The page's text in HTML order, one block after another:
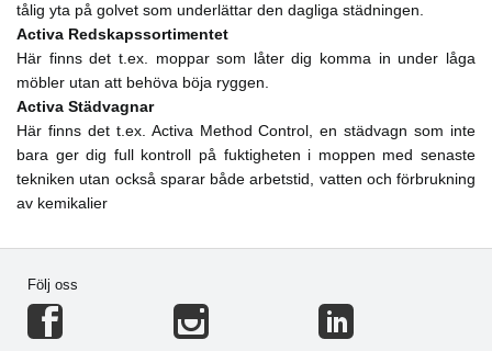
tålig yta på golvet som underlättar den dagliga städningen.
Activa Redskapssortimentet
Här finns det t.ex. moppar som låter dig komma in under låga
möbler utan att behöva böja ryggen.
Activa Städvagnar
Här finns det t.ex. Activa Method Control, en städvagn som inte
bara ger dig full kontroll på fuktigheten i moppen med senaste
tekniken utan också sparar både arbetstid, vatten och förbrukning
av kemikalier
Följ oss